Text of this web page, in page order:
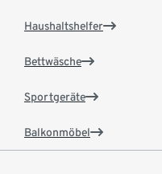
Haushaltshelfer
Bettwäsche
Sportgeräte
Balkonmöbel